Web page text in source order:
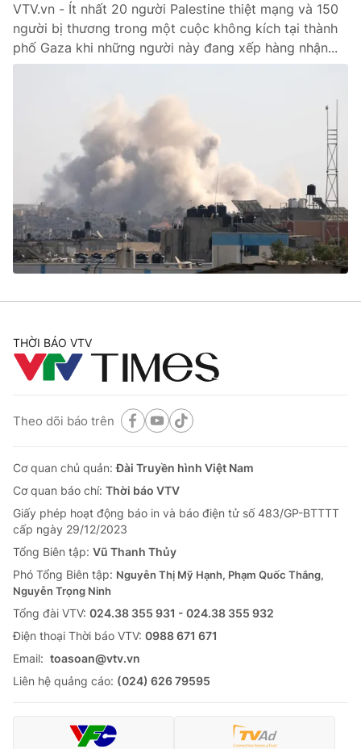
VTV.vn - Ít nhất 20 người Palestine thiệt mạng và 150
người bị thương trong một cuộc không kích tại thành
phố Gaza khi những người này đang xếp hàng nhận...
THỜI BÁO VTV
Theo dõi báo trên
Cơ quan chủ quản:Đài Truyền hình Việt Nam
Cơ quan báo chí: Thời báo VTV
Giấy phép hoạt động báo in và báo điện tử số 483/GP-BTTTT
cấp ngày 29/12/2023
Tổng Biên tập: Vũ Thanh Thủy
Phó Tổng Biên tập: Nguyễn Thị Mỹ Hạnh, Phạm Quốc Thắng,
Nguyễn Trọng Ninh
Tổng đài VTV: 024.38 355 931 - 024.38 355 932
Ðiện thoại Thời báo VTV: 0988 671 671
Email: toasoan@vtv.vn
Liên hệ quảng cáo: (024) 626 79595